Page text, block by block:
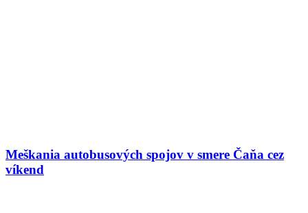
Meškania autobusových spojov v smere Čaňa cez
víkend